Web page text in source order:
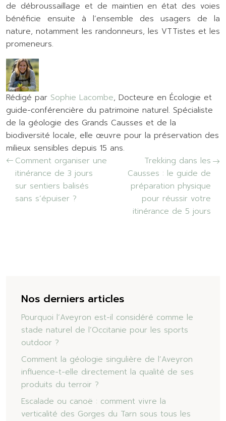
de débroussaillage et de maintien en état des voies
bénéficie ensuite à l’ensemble des usagers de la
nature, notamment les randonneurs, les VTTistes et les
promeneurs.
Rédigé par Sophie Lacombe, Docteure en Écologie et
guide-conférencière du patrimoine naturel. Spécialiste
de la géologie des Grands Causses et de la
biodiversité locale, elle œuvre pour la préservation des
milieux sensibles depuis 15 ans.
Comment organiser une
itinérance de 3 jours
sur sentiers balisés
sans s’épuiser ?
Trekking dans les
Causses : le guide de
préparation physique
pour réussir votre
itinérance de 5 jours
Nos derniers articles
Pourquoi l’Aveyron est-il considéré comme le
stade naturel de l’Occitanie pour les sports
outdoor ?
Comment la géologie singulière de l’Aveyron
influence-t-elle directement la qualité de ses
produits du terroir ?
Escalade ou canoë : comment vivre la
verticalité des Gorges du Tarn sous tous les